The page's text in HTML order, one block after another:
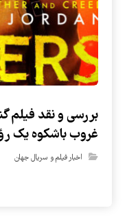
غروب باشکوه یک
اخبار فیلم و سریال جهان